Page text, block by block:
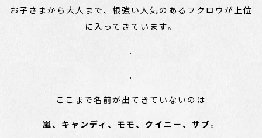
お子さまから大人まで、根強い人気のあるフクロウが上位
に入ってきています。
.
.
ここまで名前が出てきていないのは
嵐、キャンディ、モモ、クイニー、サブ。